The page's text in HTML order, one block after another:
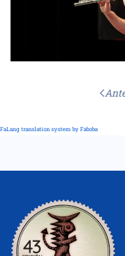
FaLang translation system by Faboba